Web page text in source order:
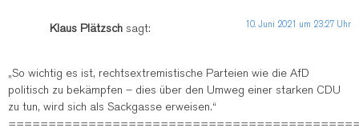
Klaus Plätzsch sagt: 10. Juni 2021 um 23:27 Uhr
„So wichtig es ist, rechtsextremistische Parteien wie die AfD
politisch zu bekämpfen – dies über den Umweg einer starken CDU
zu tun, wird sich als Sackgasse erweisen.“